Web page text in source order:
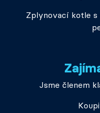
Zplynovací kotle s
Jsme členem